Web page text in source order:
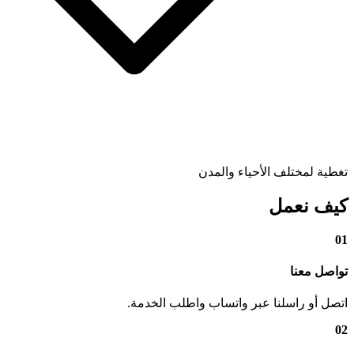
تغطية لمختلف الأحياء والمدن
كيف نعمل
01
تواصل معنا
اتصل أو راسلنا عبر واتساب واطلب الخدمة.
02